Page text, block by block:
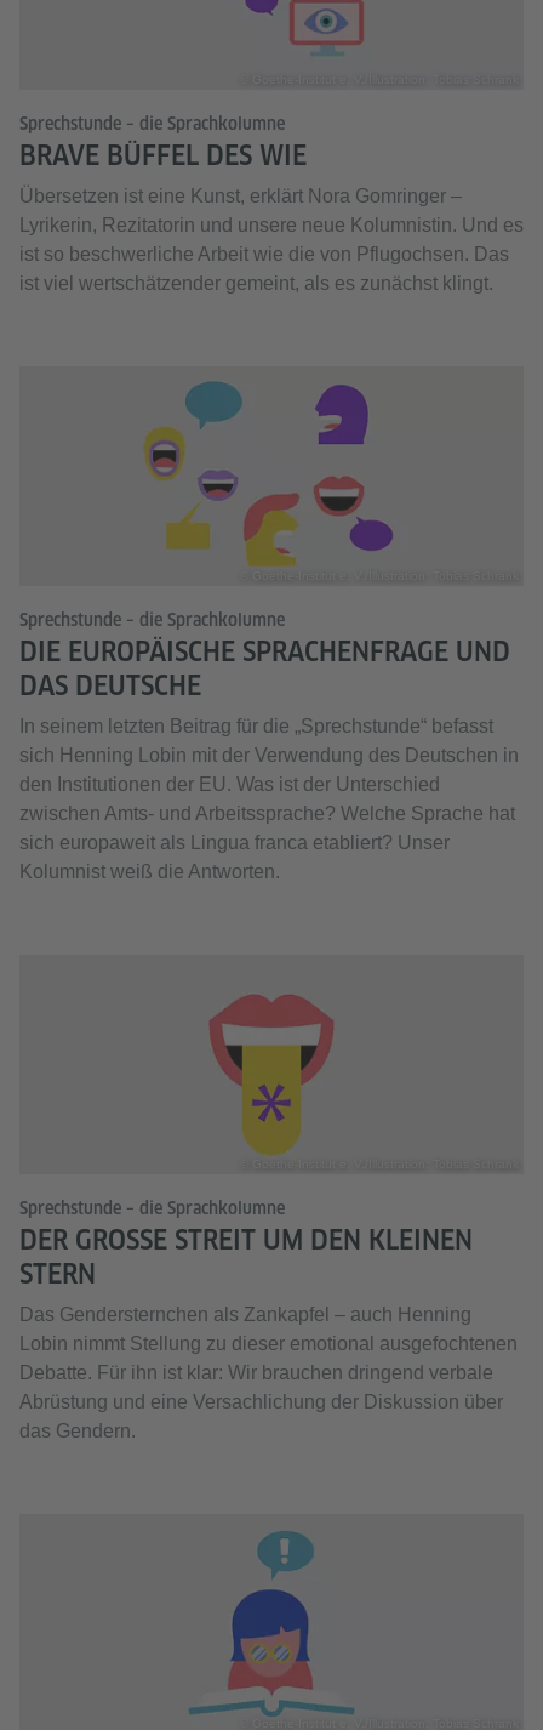
Sprechstunde – die Sprachkolumne
BRAVE BÜFFEL DES WIE
Übersetzen ist eine Kunst, erklärt Nora Gomringer –
Lyrikerin, Rezitatorin und unsere neue Kolumnistin. Und es
ist so beschwerliche Arbeit wie die von Pflugochsen. Das
ist viel wertschätzender gemeint, als es zunächst klingt.
Sprechstunde – die Sprachkolumne
DIE EUROPÄISCHE SPRACHENFRAGE UND
DAS DEUTSCHE
In seinem letzten Beitrag für die „Sprechstunde“ befasst
sich Henning Lobin mit der Verwendung des Deutschen in
den Institutionen der EU. Was ist der Unterschied
zwischen Amts- und Arbeitssprache? Welche Sprache hat
sich europaweit als Lingua franca etabliert? Unser
Kolumnist weiß die Antworten.
Sprechstunde – die Sprachkolumne
DER GROSSE STREIT UM DEN KLEINEN S
TERN
Das Gendersternchen als Zankapfel – auch Henning
Lobin nimmt Stellung zu dieser emotional ausgefochtenen
Debatte. Für ihn ist klar: Wir brauchen dringend verbale
Abrüstung und eine Versachlichung der Diskussion über
das Gendern.